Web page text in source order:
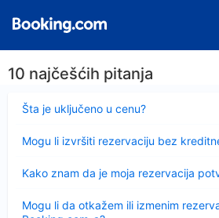
10 najčešćih pitanja
Šta je uključeno u cenu?
Sažeto
Mogu li izvršiti rezervaciju bez
Kako znam da je moja rezervacija
Mogu li da otkažem ili izmenim